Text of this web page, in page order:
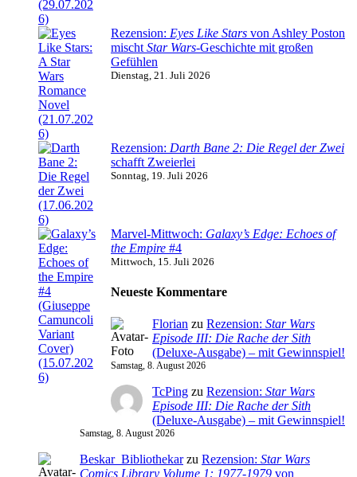
Rezension: Eyes Like Stars von Ashley Poston
mischt Star Wars-Geschichte mit großen
Gefühlen
Dienstag, 21. Juli 2026
Rezension: Darth Bane 2: Die Regel der Zwei
schafft Zweierlei
Sonntag, 19. Juli 2026
Marvel-Mittwoch: Galaxy’s Edge: Echoes of
the Empire #4
Mittwoch, 15. Juli 2026
Neueste Kommentare
Florian zu Rezension: Star Wars
Episode III: Die Rache der Sith
(Deluxe-Ausgabe) – mit Gewinnspiel!
Samstag, 8. August 2026
TcPing zu Rezension: Star Wars
Episode III: Die Rache der Sith
(Deluxe-Ausgabe) – mit Gewinnspiel!
Samstag, 8. August 2026
Beskar_Bibliothekarzu Rezension: Star Wars
Comics Library Volume 1: 1977-1979 von